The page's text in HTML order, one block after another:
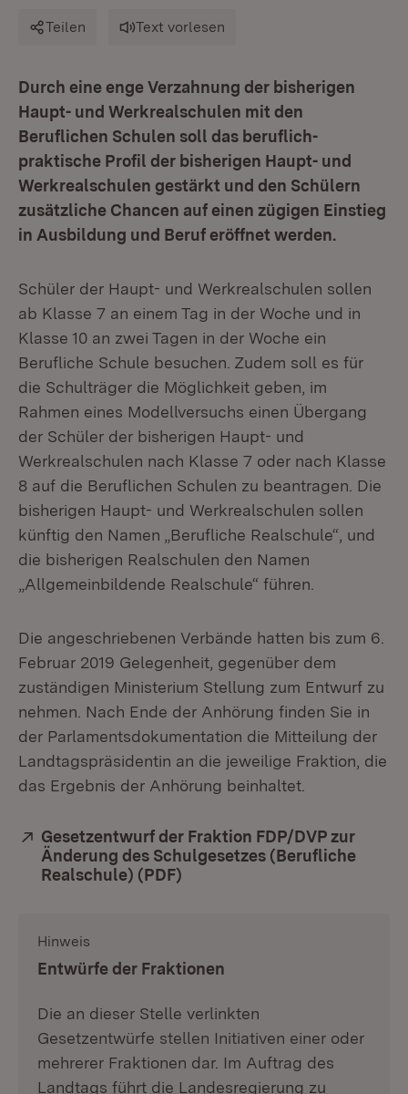
Teilen Text vorlesen
Durch eine enge Verzahnung der bisherigen
Haupt- und Werkrealschulen mit den
Beruflichen Schulen soll das beruflich-
praktische Profil der bisherigen Haupt- und
Werkrealschulen gestärkt und den Schülern
zusätzliche Chancen auf einen zügigen Einstieg
in Ausbildung und Beruf eröffnet werden.
Schüler der Haupt- und Werkrealschulen sollen
ab Klasse 7 an einem Tag in der Woche und in
Klasse 10 an zwei Tagen in der Woche ein
Berufliche Schule besuchen. Zudem soll es für
die Schulträger die Möglichkeit geben, im
Rahmen eines Modellversuchs einen Übergang
der Schüler der bisherigen Haupt- und
Werkrealschulen nach Klasse 7 oder nach Klasse
8 auf die Beruflichen Schulen zu beantragen. Die
bisherigen Haupt- und Werkrealschulen sollen
künftig den Namen „Berufliche Realschule“, und
die bisherigen Realschulen den Namen
„Allgemeinbildende Realschule“ führen.
Die angeschriebenen Verbände hatten bis zum 6.
Februar 2019 Gelegenheit, gegenüber dem
zuständigen Ministerium Stellung zum Entwurf zu
nehmen. Nach Ende der Anhörung finden Sie in
der Parlamentsdokumentation die Mitteilung der
Landtagspräsidentin an die jeweilige Fraktion, die
das Ergebnis der Anhörung beinhaltet.
Extern:
Gesetzentwurf der Fraktion FDP/DVP zur
Änderung des Schulgesetzes (Berufliche
Realschule) (PDF)
Hinweis
Entwürfe der Fraktionen
Die an dieser Stelle verlinkten
Gesetzentwürfe stellen Initiativen einer oder
mehrerer Fraktionen dar. Im Auftrag des
Landtags führt die Landesregierung zu